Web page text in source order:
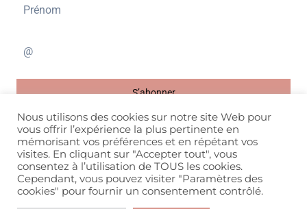
S’abonner
Site refonté parBrune Mathelié
Nous utilisons des cookies sur notre site Web pour
vous offrir l’expérience la plus pertinente en
mémorisant vos préférences et en répétant vos
visites. En cliquant sur "Accepter tout", vous
consentez à l’utilisation de TOUS les cookies.
Cependant, vous pouvez visiter "Paramètres des
cookies" pour fournir un consentement contrôlé.